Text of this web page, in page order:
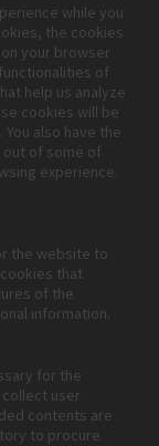
while you
the cookies
your browser
of
help us analyze
cookies will be
also have the
of some of
experience.
the website to
that
of the
information.
for the
user
contents are
to procure